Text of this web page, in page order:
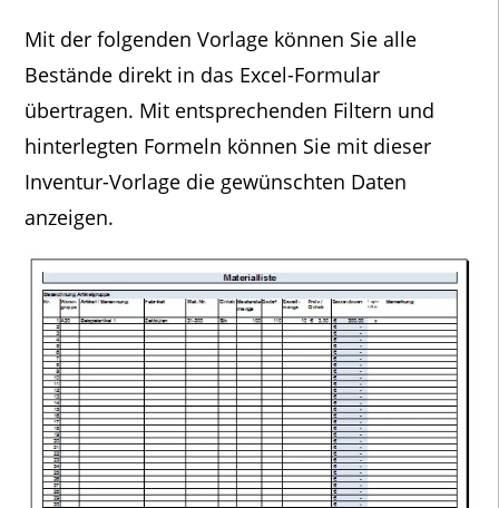
Mit der folgenden Vorlage können Sie alle
Bestände direkt in das Excel-Formular
übertragen. Mit entsprechenden Filtern und
hinterlegten Formeln können Sie mit dieser
Inventur-Vorlage die gewünschten Daten
anzeigen.